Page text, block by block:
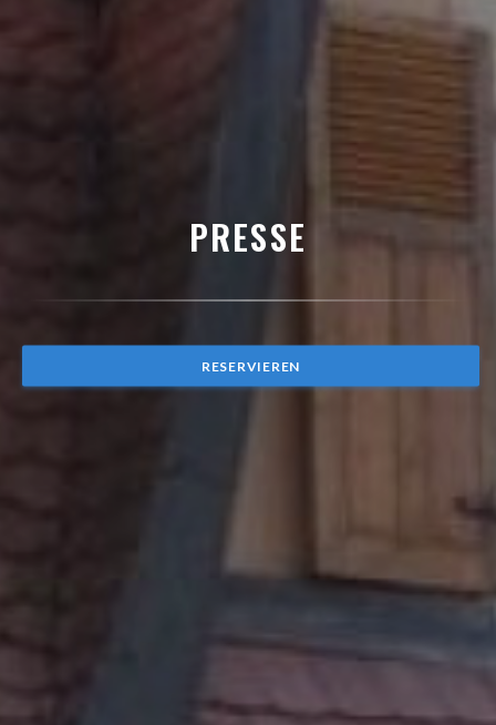
PRESSE
RESERVIEREN